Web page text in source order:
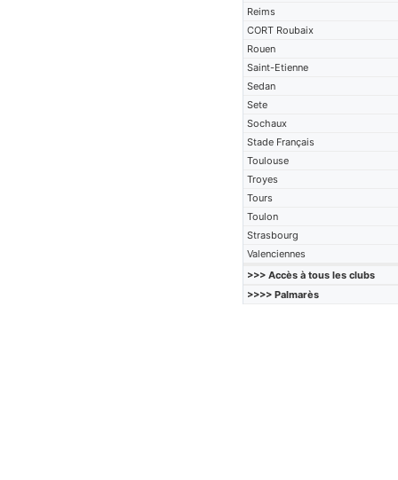
Reims
CORT Roubaix
Rouen
Saint-Etienne
Sedan
Sete
Sochaux
Stade Français
Toulouse
Troyes
Tours
Toulon
Strasbourg
Valenciennes
>>> Accès à tous les clubs
>>>> Palmarès